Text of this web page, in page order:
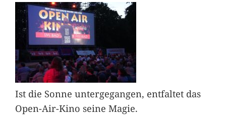
Ist die Sonne untergegangen, entfaltet das
Open-Air-Kino seine Magie.